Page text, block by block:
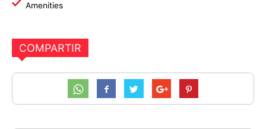
Amenities
COMPARTIR